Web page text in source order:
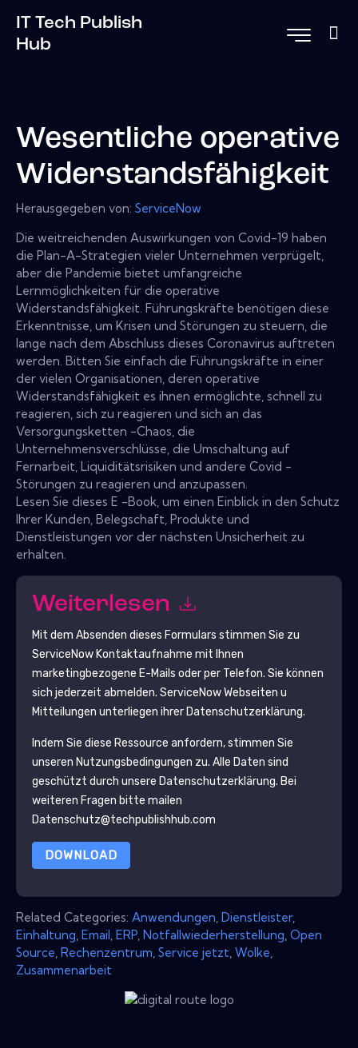
IT Tech Publish
Hub
Wesentliche operative
Widerstandsfähigkeit
Herausgegeben von: ServiceNow
Die weitreichenden Auswirkungen von Covid-19 haben
die Plan-A-Strategien vieler Unternehmen verprügelt,
aber die Pandemie bietet umfangreiche
Lernmöglichkeiten für die operative
Widerstandsfähigkeit. Führungskräfte benötigen diese
Erkenntnisse, um Krisen und Störungen zu steuern, die
lange nach dem Abschluss dieses Coronavirus auftreten
werden. Bitten Sie einfach die Führungskräfte in einer
der vielen Organisationen, deren operative
Widerstandsfähigkeit es ihnen ermöglichte, schnell zu
reagieren, sich zu reagieren und sich an das
Versorgungsketten -Chaos, die
Unternehmensverschlüsse, die Umschaltung auf
Fernarbeit, Liquiditätsrisiken und andere Covid -
Störungen zu reagieren und anzupassen.
Lesen Sie dieses E -Book, um einen Einblick in den Schutz
Ihrer Kunden, Belegschaft, Produkte und
Dienstleistungen vor der nächsten Unsicherheit zu
erhalten.
Weiterlesen
Mit dem Absenden dieses Formulars stimmen Sie zu
ServiceNowKontaktaufnahme mit Ihnen
marketingbezogene E-Mails oder per Telefon. Sie können
sich jederzeit abmelden. ServiceNowWebseiten u
Mitteilungen unterliegen ihrer Datenschutzerklärung.
Indem Sie diese Ressource anfordern, stimmen Sie
unseren Nutzungsbedingungen zu. Alle Daten sind
geschützt durch unsere Datenschutzerklärung. Bei
weiteren Fragen bitte mailen
Datenschutz@techpublishhub.com
DOWNLOAD
Related Categories: Anwendungen Dienstleister,
Einhaltung Email ERP Notfallwiederherstellung Open
Source Rechenzentrum Service jetzt Wolke
Zusammenarbeit